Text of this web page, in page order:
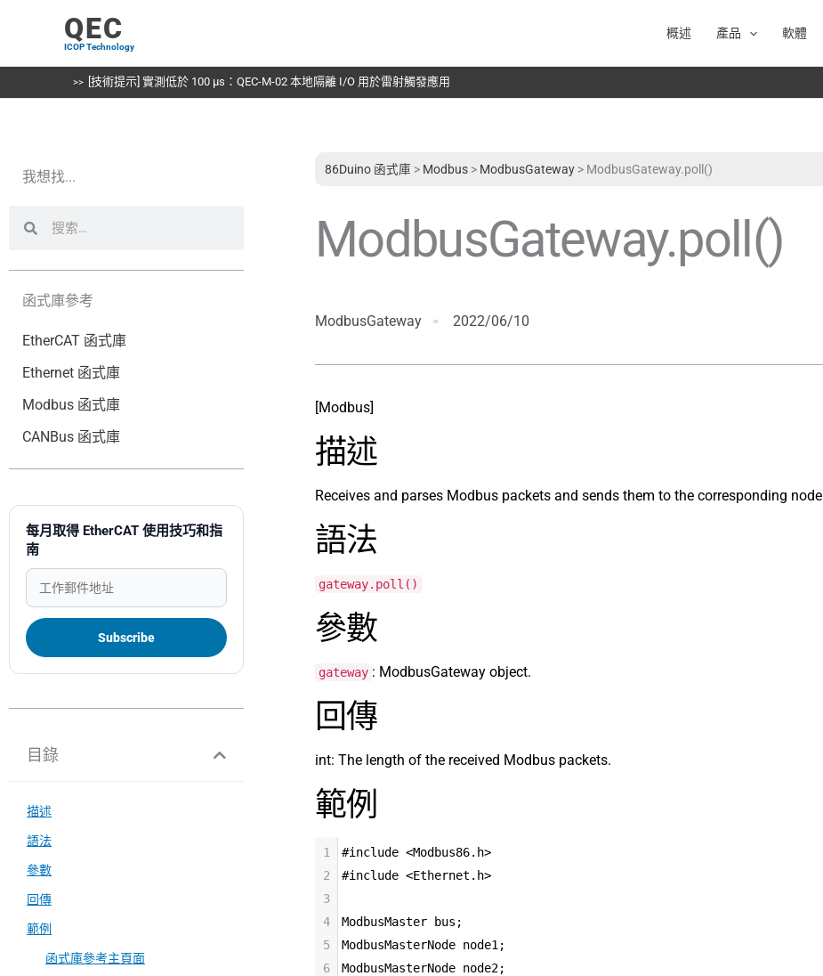
內
QEC
ICOP Technology
概述 產品 軟體
[技術提示] 實測低於 100 µs：QEC-M-02 本地隔離 I/O 用於雷射觸發應用
我想找...
尋
函式庫參考
EtherCAT 函式庫
Ethernet 函式庫
Modbus 函式庫
CANBus 函式庫
每月取得 EtherCAT 使用技巧和指
南
目錄
描述
語法
參數
回傳
範例
函式庫參考主頁面
86Duino 函式庫 > Modbus > ModbusGateway > ModbusGateway.poll()
ModbusGateway.poll()
ModbusGateway 2022/06/10
[Modbus]
描述
Receives and parses Modbus packets and sends them to the corresponding
語法
gateway.poll()
參數
gateway : ModbusGateway object.
回傳
int: The length of the received Modbus packets.
範例
1
#include <Modbus86.h>
2
#include <Ethernet.h>
3
4
ModbusMaster bus ;
5
ModbusMasterNode node1 ;
6
ModbusMasterNode node2;